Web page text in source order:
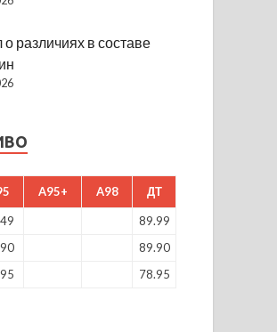
о различиях в составе
A95+ A98 ДТ
89.99
89.90
78.95